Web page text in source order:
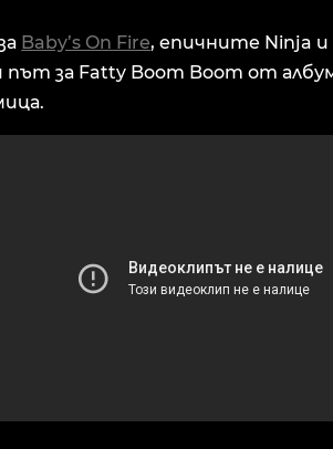
Baby’s On Fire, eпичните Ninja
за Fatty Boom Boom от